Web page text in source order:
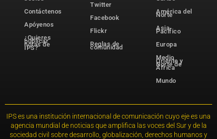
Contáctenos
Apóyenos
¿Quieres
publicar
notas de
IPS?
Twitter
Facebook
Flickr
Reglas de
comunidad
América del
Norte
Asia-
Pacífico
Europa
Medio
Oriente y
Norte de
África
Mundo
IPS es una institución internacional de comunicación cuyo eje es una
agencia mundial de noticias que amplifica las voces del Sur y de la
sociedad civil sobre desarrollo, globalización, derechos humanos y